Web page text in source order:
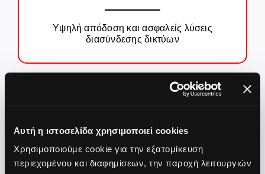
Αυτή η ιστοσελίδα χρησιμοποιεί cookies
Χρησιμοποιούμε cookie για την εξατομίκευση
περιεχομένου και διαφημίσεων, την παροχή λειτουργιών
Υψηλή απόδοση και ασφαλείς λύσεις
διασύνδεσης δικτύων
Data Center & Cloud